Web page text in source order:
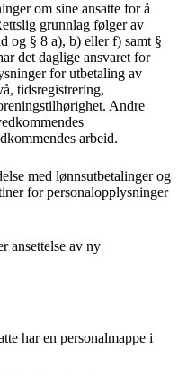
om sine ansatte for å
grunnlag følger av
og § 8 a), b) eller f) samt §
det daglige ansvaret for
for utbetaling av
tidsregistrering,
Andre
arbeid.
med lønnsutbetalinger og
for personalopplysninger
ansettelse av ny
har en personalmappe i